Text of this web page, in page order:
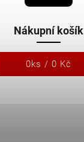
Nákupní košík
0ks / 0 Kč